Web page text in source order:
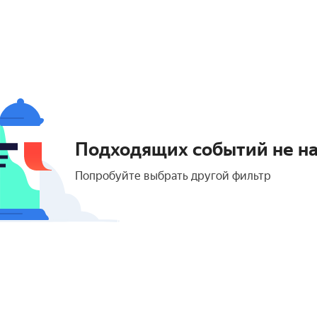
Подходящих событий не
Попробуйте выбрать другой фильтр